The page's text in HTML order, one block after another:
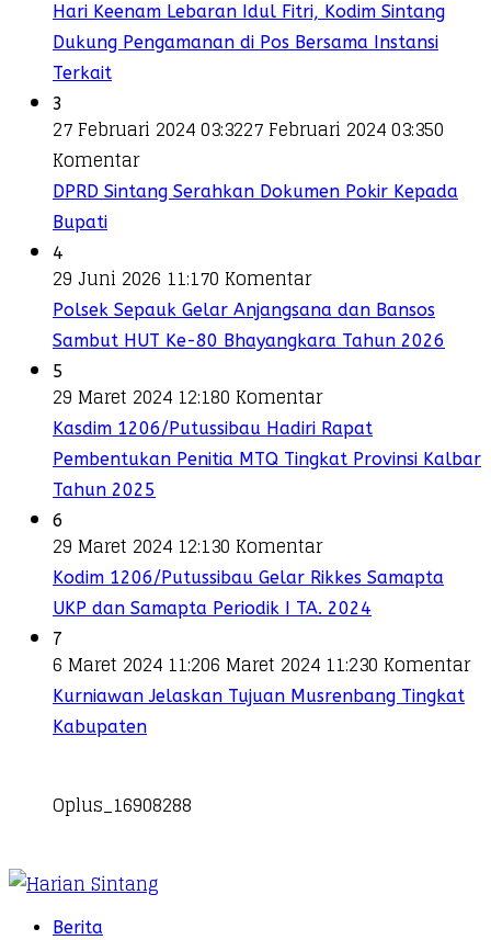
Hari Keenam Lebaran Idul Fitri, Kodim Sintang
Dukung Pengamanan di Pos Bersama Instansi
Terkait
3
27 Februari 2024 03:3227 Februari 2024 03:350
Komentar
DPRD Sintang Serahkan Dokumen Pokir Kepada
Bupati
4
29 Juni 2026 11:170 Komentar
Polsek Sepauk Gelar Anjangsana dan Bansos
Sambut HUT Ke-80 Bhayangkara Tahun 2026
5
29 Maret 2024 12:180 Komentar
Kasdim 1206/Putussibau Hadiri Rapat
Pembentukan Penitia MTQ Tingkat Provinsi Kalbar
Tahun 2025
6
29 Maret 2024 12:130 Komentar
Kodim 1206/Putussibau Gelar Rikkes Samapta
UKP dan Samapta Periodik I TA. 2024
7
6 Maret 2024 11:206 Maret 2024 11:230 Komentar
Kurniawan Jelaskan Tujuan Musrenbang Tingkat
Kabupaten
Oplus_16908288
Berita